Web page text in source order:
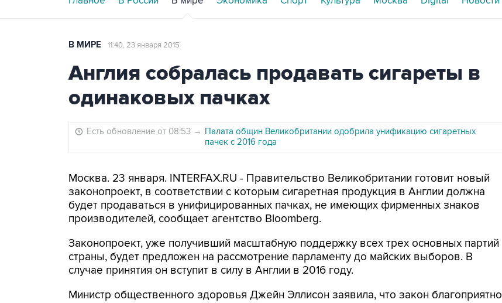
В МИРЕ 11:40, 23 января 2015
Англия собралась продавать сигареты в
одинаковых пачках
Есть обновление от 08:53 → Палата общин Великобритании одобрила унификацию сигаретных
пачек с 2016 года
Москва. 23 января. INTERFAX.RU - Правительство Великобритании готовит новый
законопроект, в соответствии с которым сигаретная продукция в Англии должна
будет продаваться в унифицированных пачках, не имеющих фирменных знаков
производителей, сообщает агентство Bloomberg.
Законопроект, уже получивший масштабную поддержку всех трех основных партий
страны, будет предложен на рассмотрение парламенту до майских выборов. В
случае принятия он вступит в силу в Англии в 2016 году.
Министр общественного здоровья Джейн Эллисон заявила, что закон благоприятно